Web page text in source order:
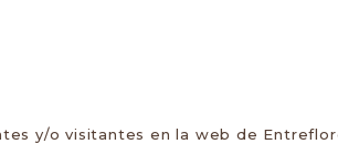
y/o visitantes en la web de